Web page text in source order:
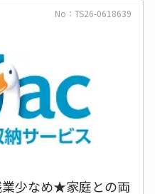
No：TS26-0618639
少なめ★家庭との両